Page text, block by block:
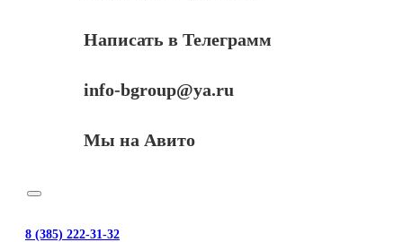
Написать в Телеграмм
info-bgroup@ya.ru
Мы на Авито
8 (385) 222-31-32